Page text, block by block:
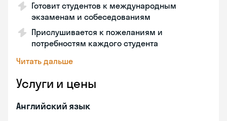
Готовит студентов к международным
экзаменам и собеседованиям
Прислушивается к пожеланиям и
потребностям каждого студента
Читать дальше
Услуги и цены
Английский язык